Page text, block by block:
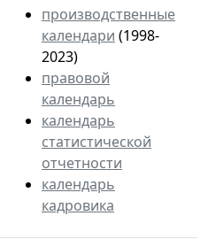
производственные
календари (1998-
2023)
правовой
календарь
календарь
статистической
отчетности
календарь
кадровика